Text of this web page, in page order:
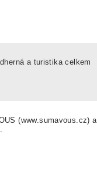
a turistika celkem
(www.sumavous.cz) a